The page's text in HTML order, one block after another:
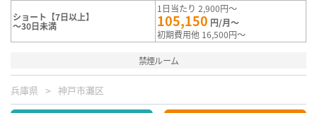
ショート【7日以上】
～30日未満
1日当たり 2,900円～
105,150 円/月～
初期費用他 16,500円～
禁煙ルーム
兵庫県 神戸市灘区